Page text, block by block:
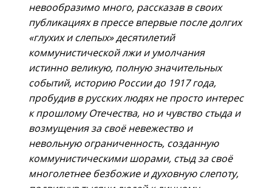
невообразимо много, рассказав в своих
публикациях в прессе впервые после долгих
«глухих и слепых» десятилетий
коммунистической лжи и умолчания
истинно великую, полную значительных
событий, историю России до 1917 года,
пробудив в русских людях не просто интерес
к прошлому Отечества, но и чувство стыда и
возмущения за своё невежество и
невольную ограниченность, созданную
коммунистическими шорами, стыд за своё
многолетнее безбожие и духовную слепоту,